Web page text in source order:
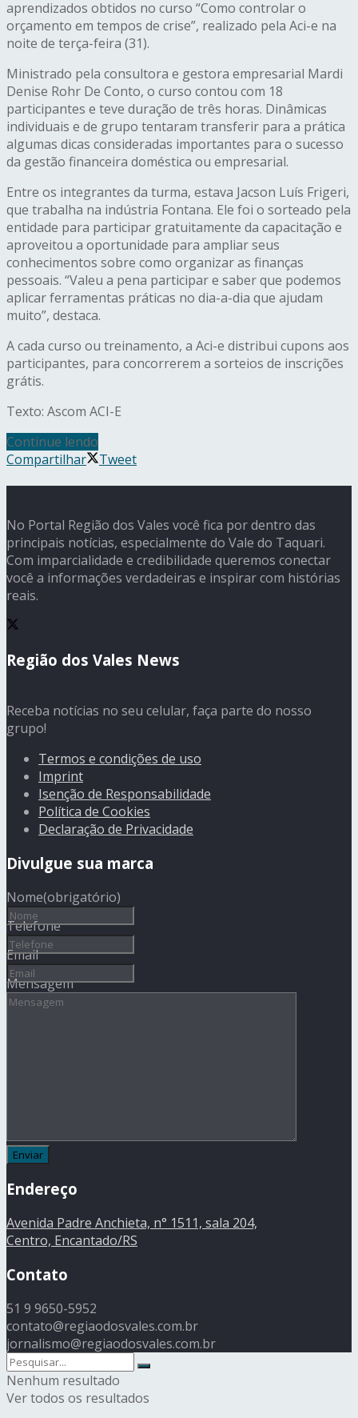
aprendizados obtidos no curso “Como controlar o
orçamento em tempos de crise”, realizado pela Aci-e na
noite de terça-feira (31).
Ministrado pela consultora e gestora empresarial Mardi
Denise Rohr De Conto, o curso contou com 18
participantes e teve duração de três horas. Dinâmicas
individuais e de grupo tentaram transferir para a prática
algumas dicas consideradas importantes para o sucesso
da gestão financeira doméstica ou empresarial.
Entre os integrantes da turma, estava Jacson Luís Frigeri,
que trabalha na indústria Fontana. Ele foi o sorteado pela
entidade para participar gratuitamente da capacitação e
aproveitou a oportunidade para ampliar seus
conhecimentos sobre como organizar as finanças
pessoais. “Valeu a pena participar e saber que podemos
aplicar ferramentas práticas no dia-a-dia que ajudam
muito”, destaca.
A cada curso ou treinamento, a Aci-e distribui cupons aos
participantes, para concorrerem a sorteios de inscrições
grátis.
Texto: Ascom ACI-E
Continue lendo
Compartilhar
Tweet
No Portal Região dos Vales você fica por dentro das
principais notícias, especialmente do Vale do Taquari.
Com imparcialidade e credibilidade queremos conectar
você a informações verdadeiras e inspirar com histórias
reais.
Região dos Vales News
Receba notícias no seu celular, faça parte do nosso
grupo!
Termos e condições de uso
Imprint
Isenção de Responsabilidade
Política de Cookies
Declaração de Privacidade
Divulgue sua marca
Nome(obrigatório)
Telefone
Email
Mensagem
Endereço
Avenida Padre Anchieta, n° 1511, sala 204,
Centro, Encantado/RS
Contato
51 9 9650-5952
contato@regiaodosvales.com.br
jornalismo@regiaodosvales.com.br
Nenhum resultado
Ver todos os resultados